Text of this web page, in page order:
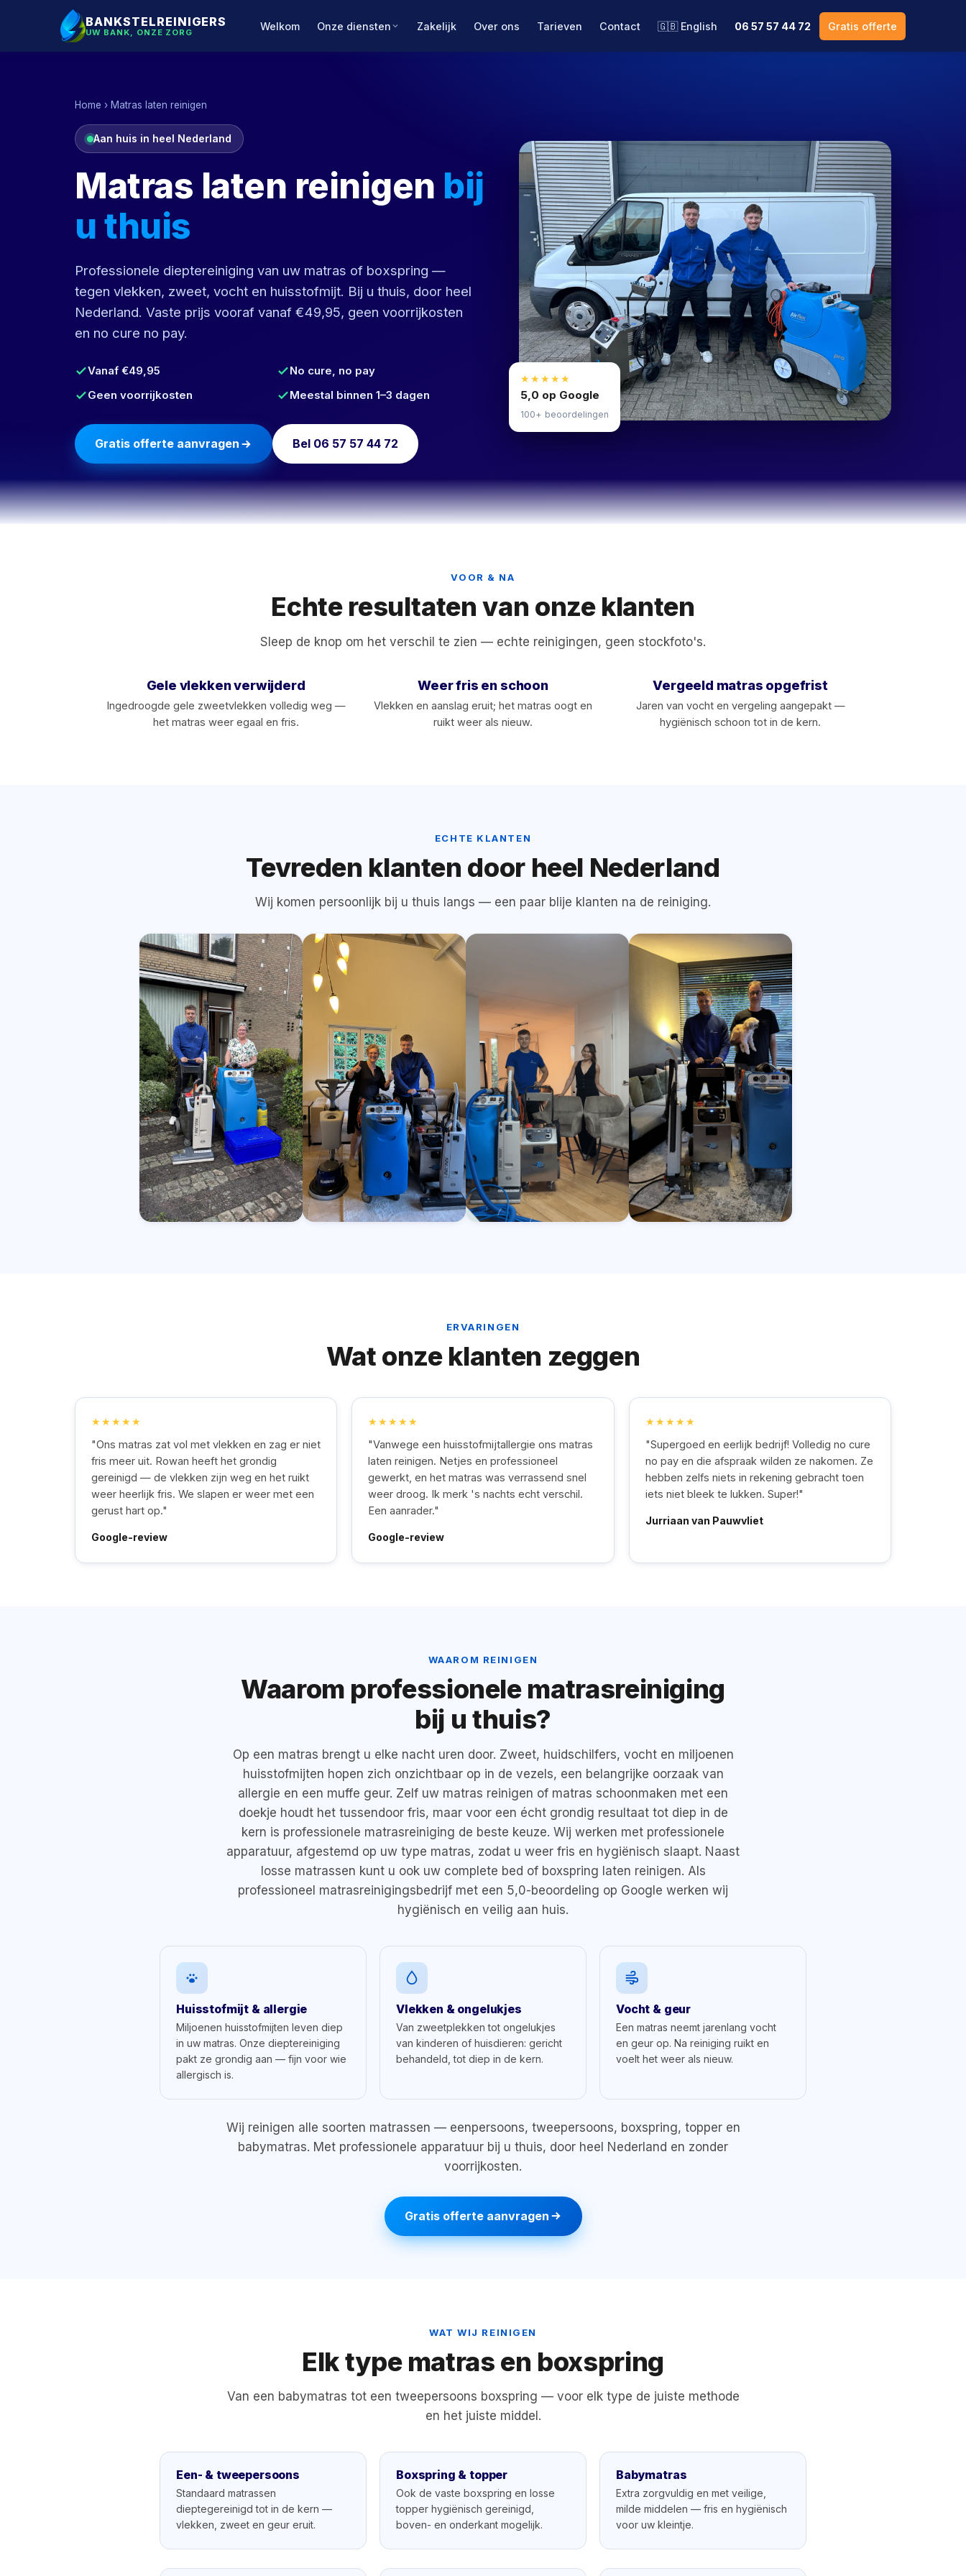
BANKSTELREINIGERS
UW BANK, ONZE ZORG
Welkom Onze diensten Zakelijk Over ons Tarieven Contact 🇬🇧 English 06 57 57 44 72 Gratis offerte
Home › Matras laten reinigen
Aan huis in heel Nederland
Matras laten reinigen bij
u thuis
Professionele dieptereiniging van uw matras of boxspring —
tegen vlekken, zweet, vocht en huisstofmijt. Bij u thuis, door heel
Nederland. Vaste prijs vooraf vanaf €49,95, geen voorrijkosten
en no cure no pay.
Vanaf €49,95
No cure, no pay
Geen voorrijkosten
Meestal binnen 1–3 dagen
Gratis offerte aanvragen Bel 06 57 57 44 72
★★★★★
5,0 op Google
100+ beoordelingen
VOOR & NA
Echte resultaten van onze klanten
Sleep de knop om het verschil te zien — echte reinigingen, geen stockfoto's.
Gele vlekken verwijderd
Ingedroogde gele zweetvlekken volledig weg —
het matras weer egaal en fris.
Weer fris en schoon
Vlekken en aanslag eruit; het matras oogt en
ruikt weer als nieuw.
Vergeeld matras opgefrist
Jaren van vocht en vergeling aangepakt —
hygiënisch schoon tot in de kern.
ECHTE KLANTEN
Tevreden klanten door heel Nederland
Wij komen persoonlijk bij u thuis langs — een paar blije klanten na de reiniging.
ERVARINGEN
Wat onze klanten zeggen
★★★★★
"Ons matras zat vol met vlekken en zag er niet
fris meer uit. Rowan heeft het grondig
gereinigd — de vlekken zijn weg en het ruikt
weer heerlijk fris. We slapen er weer met een
gerust hart op."
Google-review
★★★★★
"Vanwege een huisstofmijtallergie ons matras
laten reinigen. Netjes en professioneel
gewerkt, en het matras was verrassend snel
weer droog. Ik merk 's nachts echt verschil.
Een aanrader."
Google-review
★★★★★
"Supergoed en eerlijk bedrijf! Volledig no cure
no pay en die afspraak wilden ze nakomen. Ze
hebben zelfs niets in rekening gebracht toen
iets niet bleek te lukken. Super!"
Jurriaan van Pauwvliet
WAAROM REINIGEN
Waarom professionele matrasreiniging
bij u thuis?
Op een matras brengt u elke nacht uren door. Zweet, huidschilfers, vocht en miljoenen
huisstofmijten hopen zich onzichtbaar op in de vezels, een belangrijke oorzaak van
allergie en een muffe geur. Zelf uw matras reinigen of matras schoonmaken met een
doekje houdt het tussendoor fris, maar voor een écht grondig resultaat tot diep in de
kern is professionele matrasreiniging de beste keuze. Wij werken met professionele
apparatuur, afgestemd op uw type matras, zodat u weer fris en hygiënisch slaapt. Naast
losse matrassen kunt u ook uw complete bed of boxspring laten reinigen. Als
professioneel matrasreinigingsbedrijf met een 5,0-beoordeling op Google werken wij
hygiënisch en veilig aan huis.
Huisstofmijt & allergie
Miljoenen huisstofmijten leven diep
in uw matras. Onze dieptereiniging
pakt ze grondig aan — fijn voor wie
allergisch is.
Vlekken & ongelukjes
Van zweetplekken tot ongelukjes
van kinderen of huisdieren: gericht
behandeld, tot diep in de kern.
Vocht & geur
Een matras neemt jarenlang vocht
en geur op. Na reiniging ruikt en
voelt het weer als nieuw.
Wij reinigen alle soorten matrassen — eenpersoons, tweepersoons, boxspring, topper en
babymatras. Met professionele apparatuur bij u thuis, door heel Nederland en zonder
voorrijkosten.
Gratis offerte aanvragen
WAT WIJ REINIGEN
Elk type matras en boxspring
Van een babymatras tot een tweepersoons boxspring — voor elk type de juiste methode
en het juiste middel.
Een- & tweepersoons
Standaard matrassen
dieptegereinigd tot in de kern —
vlekken, zweet en geur eruit.
Boxspring & topper
Ook de vaste boxspring en losse
topper hygiënisch gereinigd,
boven- en onderkant mogelijk.
Babymatras
Extra zorgvuldig en met veilige,
milde middelen — fris en hygiënisch
voor uw kleintje.